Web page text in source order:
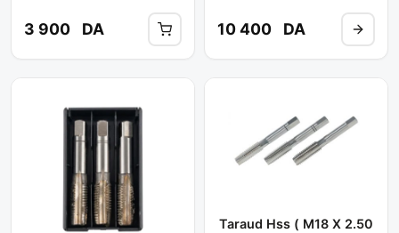
3 900 DA 10 400 DA
Taraud Hss ( M18 X 2.50